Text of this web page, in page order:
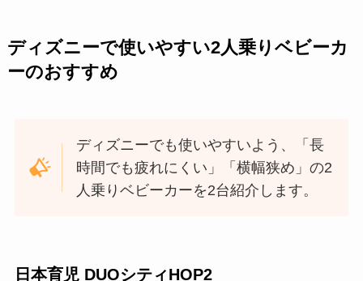
ディズニーで使いやすい2人乗りベビーカ
ーのおすすめ
ディズニーでも使いやすいよう、「長
時間でも疲れにくい」「横幅狭め」の2
人乗りベビーカーを2台紹介します。
日本育児 DUOシティHOP2